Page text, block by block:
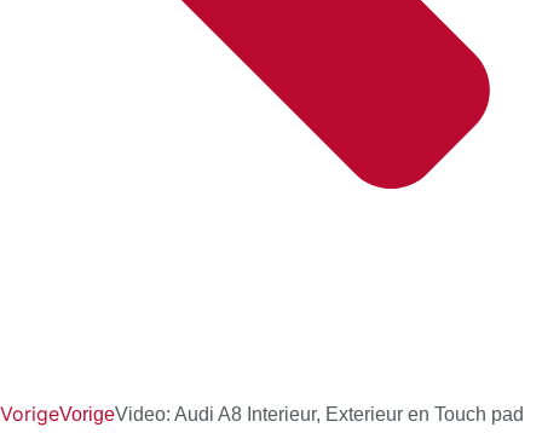
VorigeVorigeVideo: Audi A8 Interieur, Exterieur en Touch pad